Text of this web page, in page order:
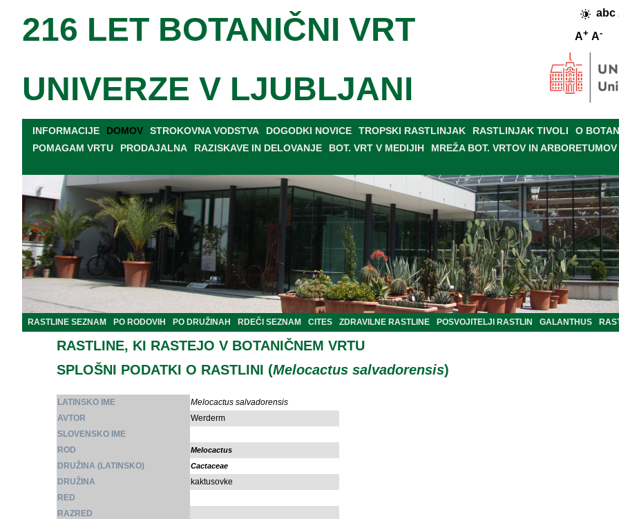
abc
A+ A-
216 LET BOTANIČNI VRT
UNIVERZE V LJUBLJANI
INFORMACIJE DOMOV STROKOVNA VODSTVA DOGODKI NOVICE TROPSKI RASTLINJAK RASTLINJAK TIVOLI O
POMAGAM VRTU
PRODAJALNA RAZISKAVE IN DELOVANJE BOT. VRT V MEDIJIH MREŽA BOT. VRTOV IN ARBORETUMOV
RASTLINE SEZNAM PO RODOVIH PO DRUŽINAH RDEČI SEZNAM CITES ZDRAVILNE RASTLINE POSVOJITELJI RASTLIN GALANTHUS
RASTLINE, KI RASTEJO V BOTANIČNEM VRTU
SPLOŠNI PODATKI O RASTLINI (Melocactus salvadorensis)
LATINSKO IME
Melocactus salvadorensis
AVTOR
Werderm
SLOVENSKO IME
ROD
Melocactus
DRUŽINA (LATINSKO) Cactaceae
DRUŽINA
kaktusovke
RED
RAZRED